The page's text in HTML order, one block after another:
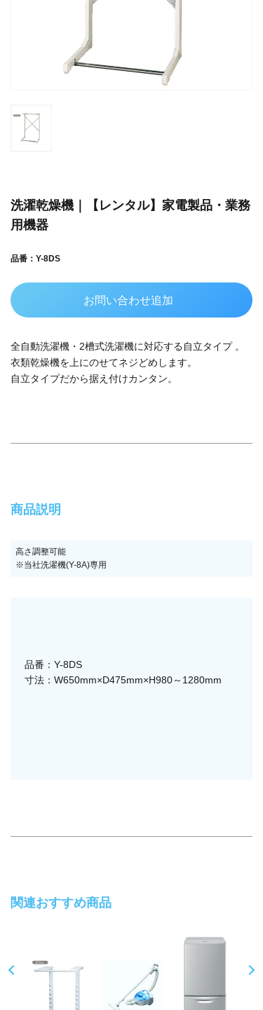
洗濯乾燥機｜【レンタル】家電製品・業務
用機器
品番：Y-8DS
お問い合わせ追加
全自動洗濯機・2槽式洗濯機に対応する自立タイプ 。
衣類乾燥機を上にのせてネジどめします。
自立タイプだから据え付けカンタン。
商品説明
高さ調整可能
※当社洗濯機(Y-8A)専用
品番：Y-8DS
寸法：W650mm×D475mm×H980～1280mm
関連おすすめ商品
Pr
N